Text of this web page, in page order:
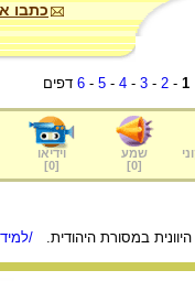
כתבו
1
-
2
-
3
-
4
-
5
-
6 דפים
שמע
[
0
]
וידיאו
[
0
]
במסורת היהודית. /